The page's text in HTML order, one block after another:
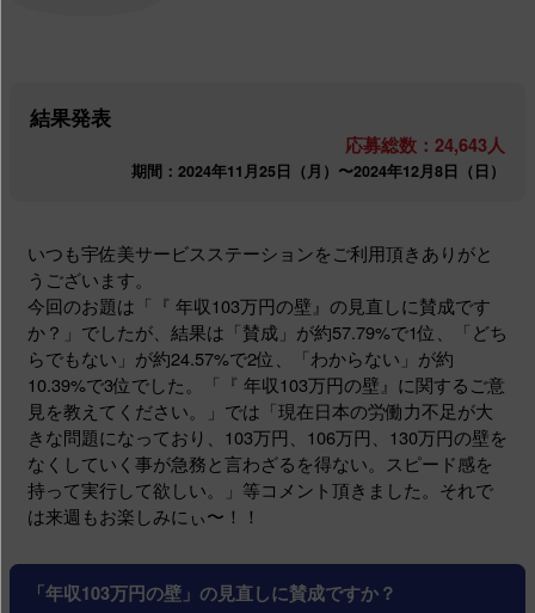
結果発表
応募総数：24,643人
期間：2024年11月25日（月）〜2024年12月8日（日）
いつも宇佐美サービスステーションをご利用頂きありがと
うございます。
今回のお題は「『 年収103万円の壁』の見直しに賛成です
か？」でしたが、結果は「賛成」が約57.79%で1位、「どち
らでもない」が約24.57%で2位、「わからない」が約
10.39%で3位でした。「『 年収103万円の壁』に関するご意
見を教えてください。」では「現在日本の労働力不足が大
きな問題になっており、103万円、106万円、130万円の壁を
なくしていく事が急務と言わざるを得ない。スピード感を
持って実行して欲しい。」等コメント頂きました。それで
は来週もお楽しみにぃ〜！！
「年収103万円の壁」の見直しに賛成ですか？